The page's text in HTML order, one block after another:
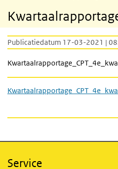
Publicatiedatum 17-03-2021 |
Service